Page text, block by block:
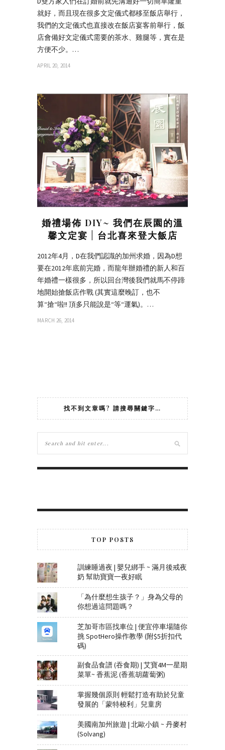
就好，而且現在很多文定儀式都移至飯店舉行，
我們的文定儀式也直接改在飯店宴客前舉行，飯
店會備好文定儀式需要的茶水、雞腿等，實在是
方便不少。…
APRIL 20, 2014
婚禮場佈 DIY~ 我們在辰園的溫
馨文定宴 | 台北喜來登大飯店
2012年4月，D在我們認識的加州求婚，因為D想
要在2012年底前完婚，而龍年辦婚禮的新人和百
年婚禮一樣很多，所以回台灣後我們就馬不停蹄
地開始搶飯店作戰 (其實這麼晚訂，也不
算“搶“啦!! 頂多只能說是“等“運氣)。…
MARCH 26, 2014
找不到文章嗎? 請搜尋關鍵字…
TOP POSTS
訓練睡過夜 | 嬰兒綁手 ~ 滿月後戒夜
奶 幫助寶寶一夜好眠
「為什麼想生孩子？」身為父母的
你想過這問題嗎？
芝加哥市區找車位 | 便宜停車場隨你
挑 SpotHero操作教學 (附$5折扣代
碼)
副食品食譜 (吞食期) | 艾寶4M一星期
菜單~ 香蕉泥 (香蕉胡蘿蔔粥)
掌握幾個原則 輕鬆打造有助於兒童
發展的「蒙特梭利」兒童房
美國南加州旅遊 | 北歐小鎮 ~ 丹麥村
(Solvang)